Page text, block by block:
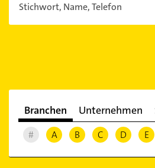
Stichwort, Name, Telefon
Branchen Unternehmen
# A B C D E